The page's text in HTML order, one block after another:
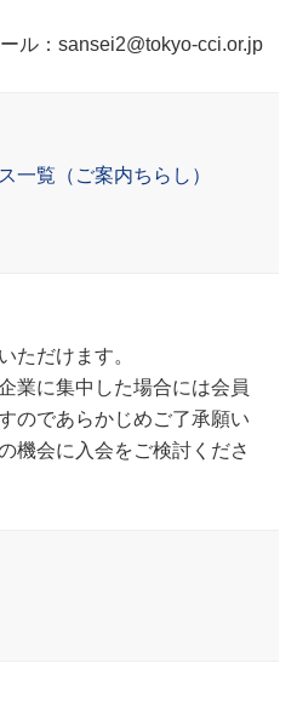
ル：sansei2@tokyo-cci.or.jp
一覧（ご案内ちらし）
ただけます。
業に集中した場合には会員
のであらかじめご了承願い
機会に入会をご検討くださ